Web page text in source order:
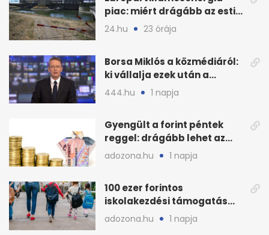
piac: miért drágább az esti
áram Magyarországon
24.hu 23 órája
Borsa Miklós a közmédiáról:
ki vállalja ezek után a
munkát?
444.hu 1 napja
Gyengült a forint péntek
reggel: drágább lehet az
euró és a dollár
adozona.hu 1 napja
100 ezer forintos
iskolakezdési támogatás
2026 őszén: adózás,
munkáltatói plusz
adozona.hu 1 napja